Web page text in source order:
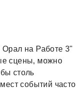
Орал на Работе 3"
сцены, можно
столь
событий часто